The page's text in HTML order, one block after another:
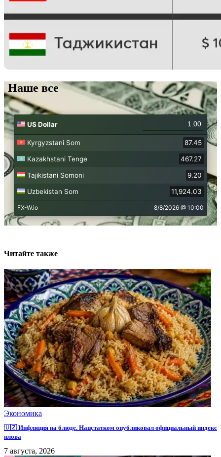
Наше все
Читайте также
Экономика
🇺🇿 Инфляция на блюде. Нацстатком опубликовал официальный индекс
плова
7 августа, 2026